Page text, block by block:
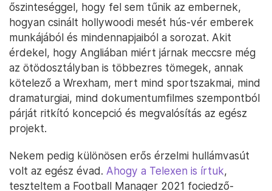
őszinteséggel, hogy fel sem tűnik az embernek,
hogyan csinált hollywoodi mesét hús-vér emberek
munkájából és mindennapjaiból a sorozat. Akit
érdekel, hogy Angliában miért járnak meccsre még
az ötödosztályban is többezres tömegek, annak
kötelező a Wrexham, mert mind sportszakmai, mind
dramaturgiai, mind dokumentumfilmes szempontból
párját ritkító koncepció és megvalósítás az egész
projekt.
Nekem pedig különösen erős érzelmi hullámvasút
volt az egész évad. Ahogy a Telexen is írtuk,
teszteltem a Football Manager 2021 fociedző-